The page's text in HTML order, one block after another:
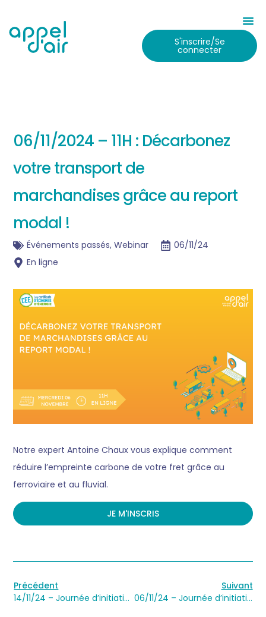
S'inscrire/Se
connecter
06/11/2024 – 11H : Décarbonez
votre transport de
marchandises grâce au report
modal !
Événements passés,Webinar
06/11/24
En ligne
Notre expert Antoine Chaux vous explique comment
réduire l’empreinte carbone de votre fret grâce au
ferroviaire et au fluvial.
JE M'INSCRIS
Suivant
06/11/24 – Journée d’initiation au transport fluvial et au report modal à Mâcon
Précédent
14/11/24 – Journée d’initiation au transport fluvial et au report modal à Nancy